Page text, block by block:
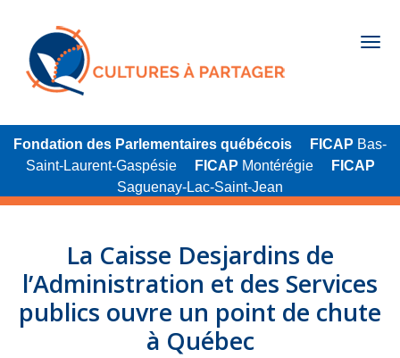
Fondation des Parlementaires québécois FICAP Bas-
Saint-Laurent-Gaspésie
FICAP Montérégie
FICAP
Saguenay-Lac-Saint-Jean
La Caisse Desjardins de
l’Administration et des Services
publics ouvre un point de chute
à Québec